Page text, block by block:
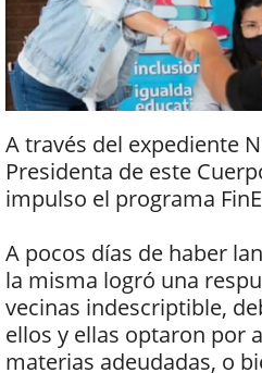
A través del expediente
Presidenta de este
impulso el programa
A pocos días de haber
la misma logró una
vecinas indescriptible,
ellos y ellas optaron por
materias adeudadas, o